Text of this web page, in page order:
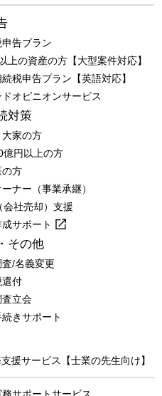
告プラン
上の資産の方【大型案件対応】
税申告プラン【英語対応】
オピニオンサービス
対策
家の方
億円以上の方
の方
ナー（事業承継）
会社売却）支援
成サポート
その他
/名義変更
還付
立会
きサポート
援サービス【士業の先生向け】